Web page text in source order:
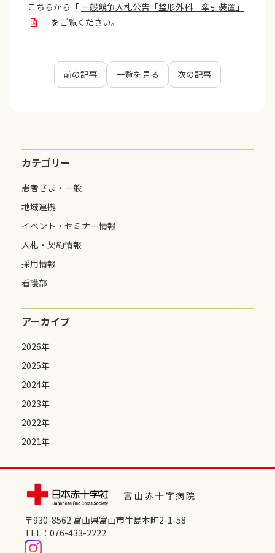
カテゴリー
患者さま・一般
地域連携
イベント・セミナー情報
入札・契約情報
採用情報
看護部
アーカイブ
2026年
2025年
2024年
2023年
2022年
2021年
こちらから「 一般競争入札公告「整形外科 牽引装置」
」をご覧ください。
前の記事 一覧を見る 次の記事
〒930-8562 富⼭県富⼭市⽜島本町2-1-58
TEL： 076-433-2222